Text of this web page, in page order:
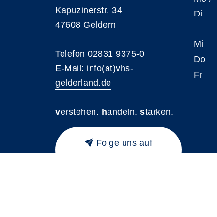
Kapuzinerstr. 34
47608 Geldern
Telefon 02831 9375-0
E-Mail: info(at)vhs-
gelderland.de
verstehen. handeln. stärken.
Folge uns auf
Di
Mi
Do
Fr